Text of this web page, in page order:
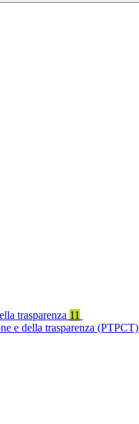
trasparenza 11
e della trasparenza (PTPCT)